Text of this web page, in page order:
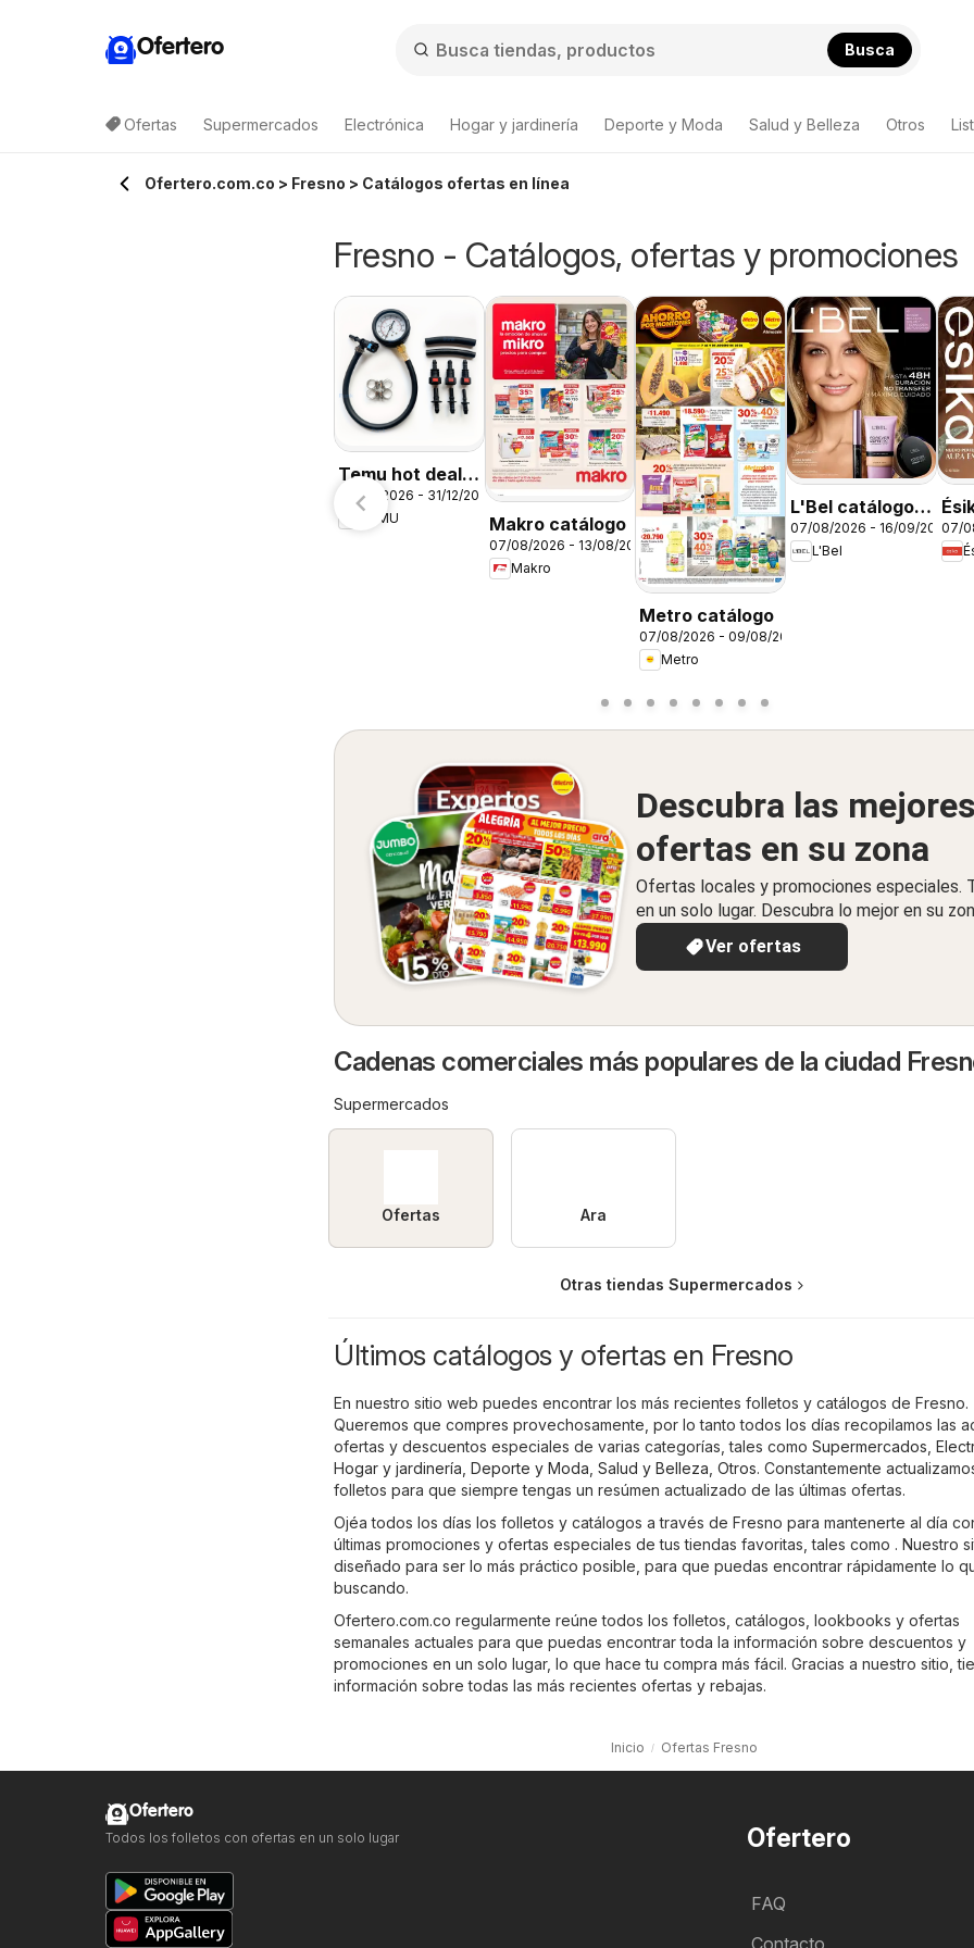
Ofertero Busca
Ofertas Supermercados Electrónica Hogar y jardinería Deporte y Moda Salud y Belleza Otros
Ofertero.com.co > Fresno > Catálogos ofertas en línea
Fresno - Catálogos, ofertas y promociones
Temu hot deals
– Colombia
09/08/2026 - 31/12/2026
TEMU
Makro catálogo
07/08/2026 - 13/08/2026
Makro
Metro catálogo
07/08/2026 - 09/08/2026
Metro
L'Bel catálogo
C12/2026
07/08/2026 - 16/09/2026
L'Bel
07/
Descubra las mejores
ofertas en su zona
Ofertas locales y promociones especiales.
en un solo lugar. Descubra lo mejor en su
Ver ofertas
Cadenas comerciales más populares de la ciudad
Supermercados
Ofertas Ara
Otras tiendas Supermercados
Últimos catálogos y ofertas en Fresno
En nuestro sitio web puedes encontrar los más recientes folletos y catálogos de Fresno.
Queremos que compres provechosamente, por lo tanto todos los días recopilamos las
ofertas y descuentos especiales de varias categorías, tales como Supermercados
Hogar y jardinería Deporte y Moda Salud y Belleza Otros. Constantemente
folletos para que siempre tengas un resúmen actualizado de las últimas ofertas.
Ojéa todos los días los folletos y catálogos a través de Fresno para mantenerte al día
últimas promociones y ofertas especiales de tus tiendas favoritas, tales como . Nuestro
diseñado para ser lo más práctico posible, para que puedas encontrar rápidamente lo
buscando.
Ofertero.com.co regularmente reúne todos los folletos, catálogos, lookbooks y ofertas
semanales actuales para que puedas encontrar toda la información sobre descuentos y
promociones en un solo lugar, lo que hace tu compra más fácil. Gracias a nuestro sitio,
información sobre todas las más recientes ofertas y rebajas.
Inicio Ofertas Fresno
Ofertero
FAQ
Contacto
Ofertero
Todos los folletos con ofertas en un solo lugar